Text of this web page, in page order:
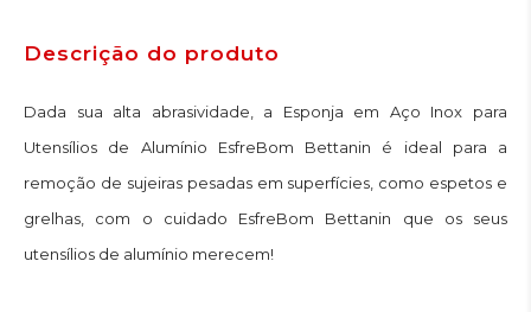
Descrição do produto
Dada sua alta abrasividade, a Esponja em Aço Inox para
Utensílios de Alumínio EsfreBom Bettanin é ideal para a
remoção de sujeiras pesadas em superfícies, como espetos e
grelhas, com o cuidado EsfreBom Bettanin que os seus
utensílios de alumínio merecem!